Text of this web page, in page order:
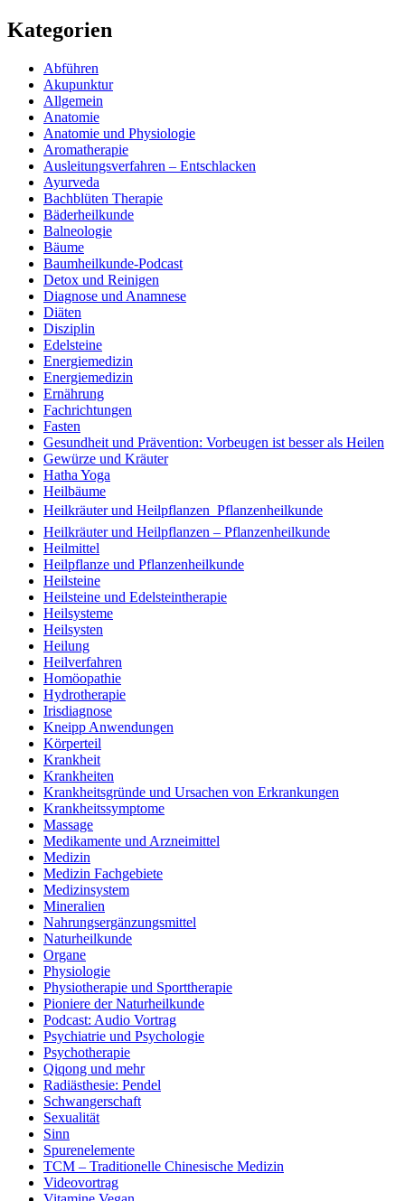
Kategorien
Abführen
Akupunktur
Allgemein
Anatomie
Anatomie und Physiologie
Aromatherapie
Ausleitungsverfahren – Entschlacken
Ayurveda
Bachblüten Therapie
Bäderheilkunde
Balneologie
Bäume
Baumheilkunde-Podcast
Detox und Reinigen
Diagnose und Anamnese
Diäten
Disziplin
Edelsteine
Energiemedizin
Energiemedizin
Ernährung
Fachrichtungen
Fasten
Gesundheit und Prävention: Vorbeugen ist besser als Heilen
Gewürze und Kräuter
Hatha Yoga
Heilbäume
Heilkräuter und Heilpflanzen  Pflanzenheilkunde
Heilkräuter und Heilpflanzen – Pflanzenheilkunde
Heilmittel
Heilpflanze und Pflanzenheilkunde
Heilsteine
Heilsteine und Edelsteintherapie
Heilsysteme
Heilsysten
Heilung
Heilverfahren
Homöopathie
Hydrotherapie
Irisdiagnose
Kneipp Anwendungen
Körperteil
Krankheit
Krankheiten
Krankheitsgründe und Ursachen von Erkrankungen
Krankheitssymptome
Massage
Medikamente und Arzneimittel
Medizin
Medizin Fachgebiete
Medizinsystem
Mineralien
Nahrungsergänzungsmittel
Naturheilkunde
Organe
Physiologie
Physiotherapie und Sporttherapie
Pioniere der Naturheilkunde
Podcast: Audio Vortrag
Psychiatrie und Psychologie
Psychotherapie
Qiqong und mehr
Radiästhesie: Pendel
Schwangerschaft
Sexualität
Sinn
Spurenelemente
TCM – Traditionelle Chinesische Medizin
Videovortrag